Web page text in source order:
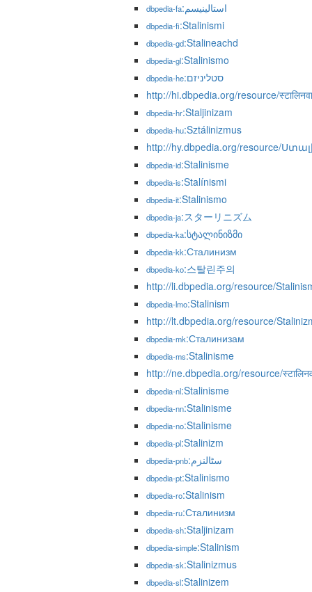
dbpedia-fa :استالینیسم
dbpedia-fi:Stalinismi
dbpedia-gd:Stalineachd
dbpedia-gl:Stalinismo
dbpedia-he :סטליניזם
http://hi.dbpedia.org/resource/
dbpedia-hr:Staljinizam
dbpedia-hu:Sztálinizmus
http://hy.dbpedia.org/resource/
dbpedia-id:Stalinisme
dbpedia-is:Stalínismi
dbpedia-it:Stalinismo
dbpedia-ja:スターリニズム
dbpedia-ka:სტალინიზმი
dbpedia-kk:Сталинизм
dbpedia-ko:스탈린주의
http://li.dbpedia.org/resource/
dbpedia-lmo:Stalinism
http://lt.dbpedia.org/resource/
dbpedia-mk:Сталинизам
dbpedia-ms:Stalinisme
http://ne.dbpedia.org/resource/
dbpedia-nl:Stalinisme
dbpedia-nn:Stalinisme
dbpedia-no:Stalinisme
dbpedia-pl:Stalinizm
dbpedia-pnb :سٹالنزم
dbpedia-pt:Stalinismo
dbpedia-ro:Stalinism
dbpedia-ru:Сталинизм
dbpedia-sh:Staljinizam
dbpedia-simple:Stalinism
dbpedia-sk:Stalinizmus
dbpedia-sl:Stalinizem